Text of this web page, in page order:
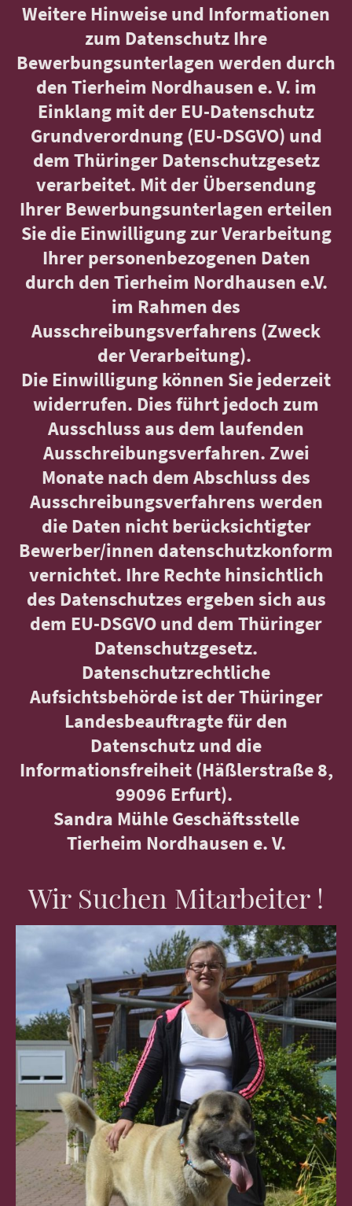
Weitere Hinweise und Informationen
zum Datenschutz Ihre
Bewerbungsunterlagen werden durch
den Tierheim Nordhausen e. V. im
Einklang mit der EU-Datenschutz
Grundverordnung (EU-DSGVO) und
dem Thüringer Datenschutzgesetz
verarbeitet. Mit der Übersendung
Ihrer Bewerbungsunterlagen erteilen
Sie die Einwilligung zur Verarbeitung
Ihrer personenbezogenen Daten
durch den Tierheim Nordhausen e.V.
im Rahmen des
Ausschreibungsverfahrens (Zweck
der Verarbeitung).
Die Einwilligung können Sie jederzeit
widerrufen. Dies führt jedoch zum
Ausschluss aus dem laufenden
Ausschreibungsverfahren. Zwei
Monate nach dem Abschluss des
Ausschreibungsverfahrens werden
die Daten nicht berücksichtigter
Bewerber/innen datenschutzkonform
vernichtet. Ihre Rechte hinsichtlich
des Datenschutzes ergeben sich aus
dem EU-DSGVO und dem Thüringer
Datenschutzgesetz.
Datenschutzrechtliche
Aufsichtsbehörde ist der Thüringer
Landesbeauftragte für den
Datenschutz und die
Informationsfreiheit (Häßlerstraße 8,
99096 Erfurt).
Sandra Mühle Geschäftsstelle
Tierheim Nordhausen e. V.
Wir Suchen Mitarbeiter !